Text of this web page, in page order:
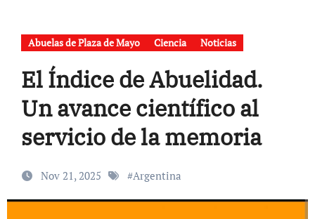
Abuelas de Plaza de Mayo Ciencia Noticias
El Índice de Abuelidad.
Un avance científico al
servicio de la memoria
Nov 21, 2025 #Argentina